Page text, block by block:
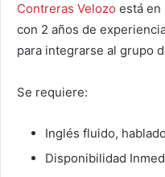
Contreras Velozo está en
con 2 años de
para integrarse al grupo
Se requiere:
Inglés fluido,
Disponibilidad